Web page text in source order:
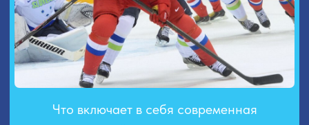
Что включает в себя современная
хоккейная экипировка